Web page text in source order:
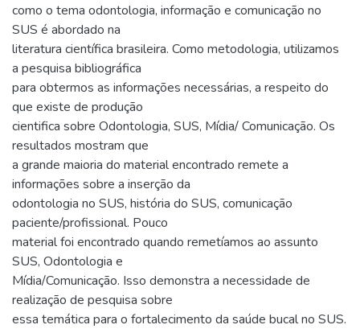
como o tema odontologia, informação e comunicação no
SUS é abordado na
literatura científica brasileira. Como metodologia, utilizamos
a pesquisa bibliográfica
para obtermos as informações necessárias, a respeito do
que existe de produção
cientifica sobre Odontologia, SUS, Mídia/ Comunicação. Os
resultados mostram que
a grande maioria do material encontrado remete a
informações sobre a inserção da
odontologia no SUS, história do SUS, comunicação
paciente/profissional. Pouco
material foi encontrado quando remetíamos ao assunto
SUS, Odontologia e
Mídia/Comunicação. Isso demonstra a necessidade de
realização de pesquisa sobre
essa temática para o fortalecimento da saúde bucal no SUS.